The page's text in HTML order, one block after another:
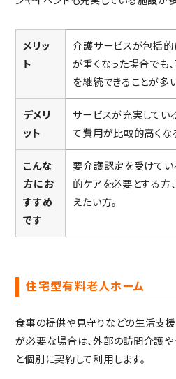
メリッ
ト
介護サービスが包括的
が重くなった場合でも
を継続できることが多い
デメリ
ット
サービスが充実してい
て費用が比較的高くな
こんな
方にお
すすめ
です
要介護認定を受けてい
的ケアを必要とする方
えたい方。
住宅型有料老人ホーム
食事の提供や見守りなどの生活支
が必要な場合は、外部の訪問介護
と個別に契約して利用します。